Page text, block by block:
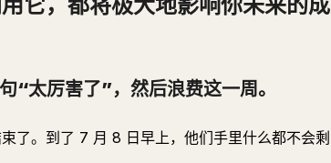
太厉害了”，然后浪费这一周。
了。到了 7 月 8 日早上，他们手里什么都不会剩